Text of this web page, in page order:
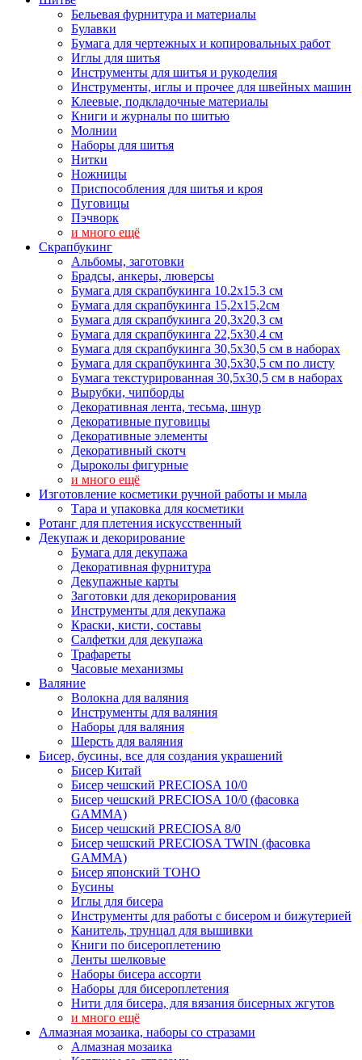
Бельевая фурнитура и материалы
Булавки
Бумага для чертежных и копировальных работ
Иглы для шитья
Инструменты для шитья и рукоделия
Инструменты, иглы и прочее для швейных машин
Клеевые, подкладочные материалы
Книги и журналы по шитью
Молнии
Наборы для шитья
Нитки
Ножницы
Приспособления для шитья и кроя
Пуговицы
Пэчворк
и много ещё
Скрапбукинг
Альбомы, заготовки
Брадсы, анкеры, люверсы
Бумага для скрапбукинга 10.2х15.3 см
Бумага для скрапбукинга 15,2х15,2см
Бумага для скрапбукинга 20,3х20,3 см
Бумага для скрапбукинга 22,5х30,4 см
Бумага для скрапбукинга 30,5х30,5 см в наборах
Бумага для скрапбукинга 30,5х30,5 см по листу
Бумага текстурированная 30,5х30,5 см в наборах
Вырубки, чипборды
Декоративная лента, тесьма, шнур
Декоративные пуговицы
Декоративные элементы
Декоративный скотч
Дыроколы фигурные
и много ещё
Изготовление косметики ручной работы и мыла
Тара и упаковка для косметики
Ротанг для плетения искусственный
Декупаж и декорирование
Бумага для декупажа
Декоративная фурнитура
Декупажные карты
Заготовки для декорирования
Инструменты для декупажа
Краски, кисти, составы
Салфетки для декупажа
Трафареты
Часовые механизмы
Валяние
Волокна для валяния
Инструменты для валяния
Наборы для валяния
Шерсть для валяния
Бисер, бусины, все для создания украшений
Бисер Китай
Бисер чешский PRECIOSA 10/0
Бисер чешский PRECIOSA 10/0 (фасовка
GAMMA)
Бисер чешский PRECIOSA 8/0
Бисер чешский PRECIOSA TWIN (фасовка
GAMMA)
Бисер японский TOHO
Бусины
Иглы для бисера
Инструменты для работы с бисером и бижутерией
Канитель, трунцал для вышивки
Книги по бисероплетению
Ленты шелковые
Наборы бисера ассорти
Наборы для бисероплетения
Нити для бисера, для вязания бисерных жгутов
и много ещё
Алмазная мозаика, наборы со стразами
Алмазная мозаика